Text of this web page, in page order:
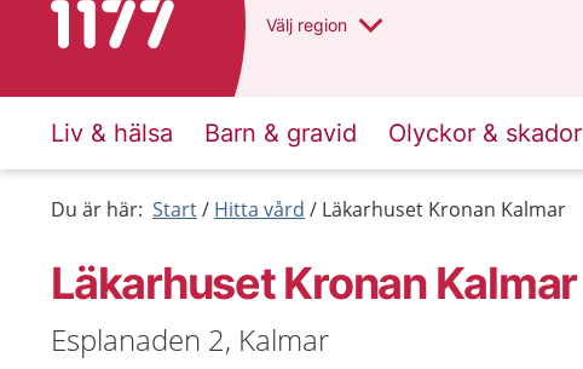
Till startsidan för 1177 Välj region
Liv & hälsa Barn & gravid Olyckor & skador
Du är här: Start Hitta vård Läkarhuset Kronan Kalmar
Läkarhuset Kronan Kalmar
Esplanaden 2, Kalmar